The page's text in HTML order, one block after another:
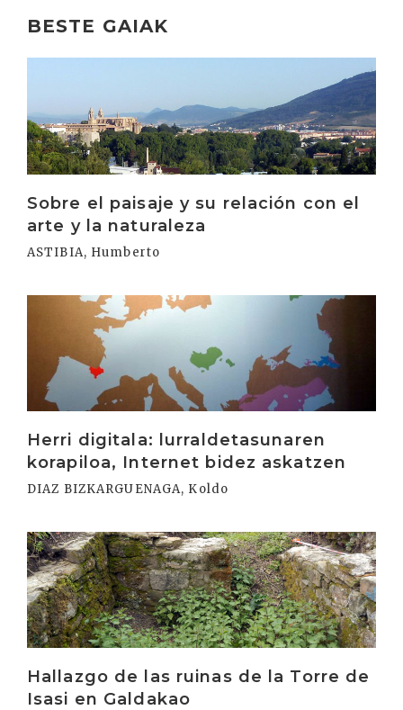
BESTE GAIAK
Sobre el paisaje y su relación con el
arte y la naturaleza
ASTIBIA, Humberto
Herri digitala: lurraldetasunaren
korapiloa, Internet bidez askatzen
DIAZ BIZKARGUENAGA, Koldo
Irakurri
Hallazgo de las ruinas de la Torre de
Isasi en Galdakao
Irakurri